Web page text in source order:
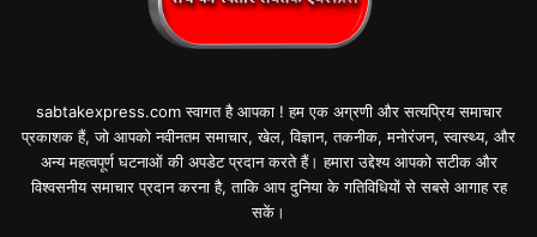
sabtakexpress.com स्वागत है आपका ! हम एक अग्रणी और सत्यप्रिय समाचार
प्रकाशक हैं, जो आपको नवीनतम समाचार, खेल, विज्ञान, तकनीक, मनोरंजन, स्वास्थ्य, और
अन्य महत्वपूर्ण घटनाओं की अपडेट प्रदान करते हैं। हमारा उद्देश्य आपको सटीक और
विश्वसनीय समाचार प्रदान करना है, ताकि आप दुनिया के गतिविधियों से सबसे आगाह रह
सकें।